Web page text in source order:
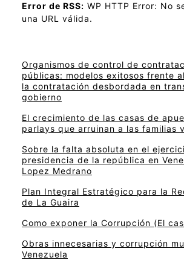
Error de RSS: WP HTTP Error: No
una URL válida.
Organismos de control de
públicas: modelos exitosos frente
la contratación desbordada en
gobierno
El crecimiento de las casas de
parlays que arruinan a las familias
Sobre la falta absoluta en el
presidencia de la república en
Lopez Medrano
Plan Integral Estratégico para la
de La Guaira
Como exponer la Corrupción (El
Obras innecesarias y corrupción
Venezuela